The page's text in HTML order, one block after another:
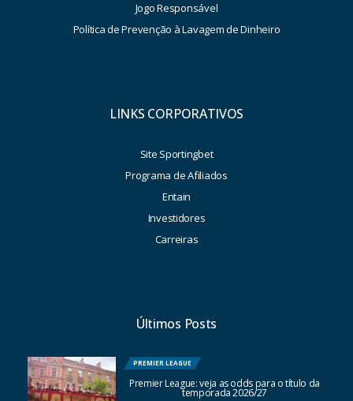
Jogo Responsável
Política de Prevenção à Lavagem de Dinheiro
LINKS CORPORATIVOS
Site Sportingbet
Programa de Afiliados
Entain
Investidores
Carreiras
Últimos Posts
PREMIER LEAGUE
Premier League: veja as odds para o título da
temporada 2026/27